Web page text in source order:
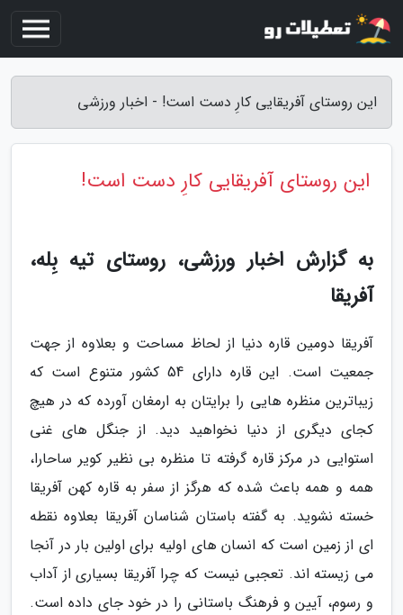
این روستای آفریقایی کارِ دست است! - اخبار ورزشی
این روستای آفریقایی کارِ دست است!
به گزارش اخبار ورزشی، روستای تیه بِله،
آفریقا
آفریقا دومین قاره دنیا از لحاظ مساحت و بعلاوه از جهت
جمعیت است. این قاره دارای 54 کشور متنوع است که
زیباترین منظره هایی را برایتان به ارمغان آورده که در هیچ
کجای دیگری از دنیا نخواهید دید. از جنگل های غنی
استوایی در مرکز قاره گرفته تا منظره بی نظیر کویر ساحارا،
همه و همه باعث شده که هرگز از سفر به قاره کهن آفریقا
خسته نشوید. به گفته باستان شناسان آفریقا بعلاوه نقطه
ای از زمین است که انسان های اولیه برای اولین بار در آنجا
می زیسته اند. تعجبی نیست که چرا آفریقا بسیاری از آداب
و رسوم، آیین و فرهنگ باستانی را در خود جای داده است.